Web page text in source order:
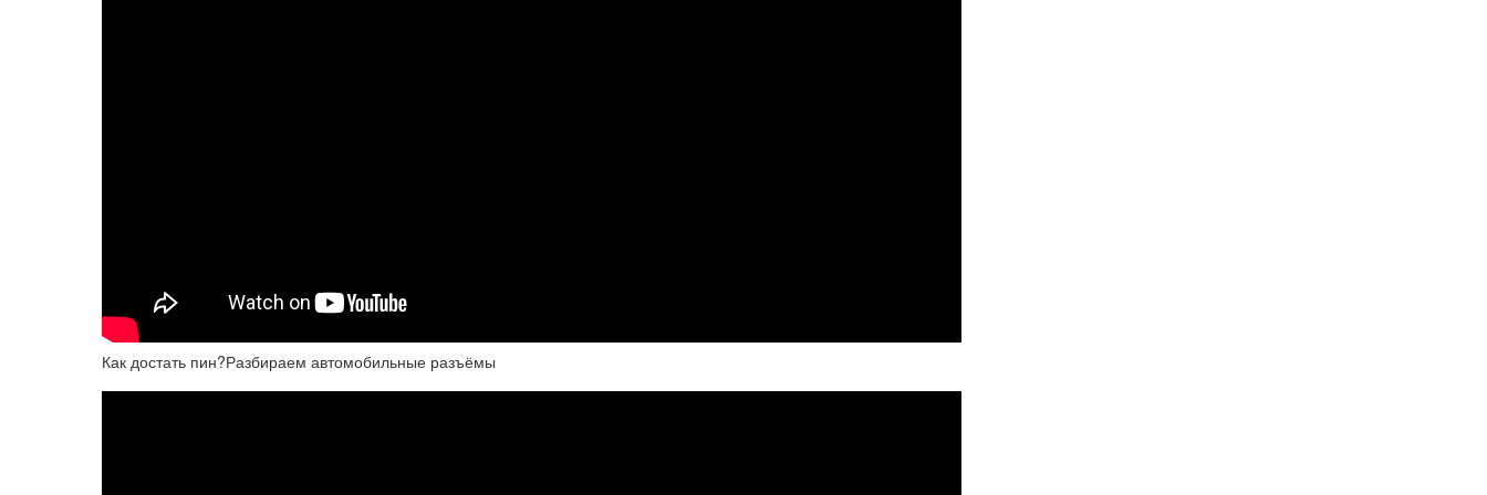
Как достать пин?Разбираем автомобильные разъёмы